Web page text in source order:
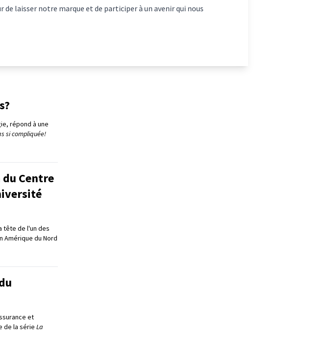
laisser notre marque et de participer à un avenir qui nous
répond à une
si compliquée!
Centre
tête de l'un des
Amérique du Nord
et
de la série La